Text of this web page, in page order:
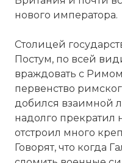
нового императора.
Столицей
Постум, по всей
враждовать с
первенство
добился взаимной
надолго прекратил
отстроил много
Говорят, что когда